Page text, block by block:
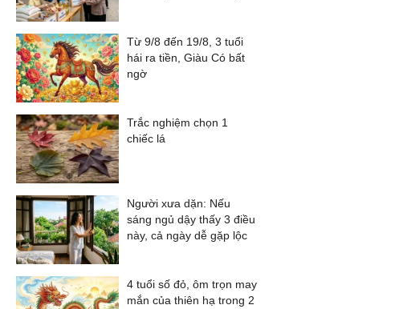
Từ 9/8 đến 19/8, 3 tuổi
hái ra tiền, Giàu Có bất
ngờ
Trắc nghiệm chọn 1
chiếc lá
Người xưa dặn: Nếu
sáng ngủ dậy thấy 3 điều
này, cả ngày dễ gặp lộc
4 tuổi số đỏ, ôm trọn may
mắn của thiên hạ trong 2